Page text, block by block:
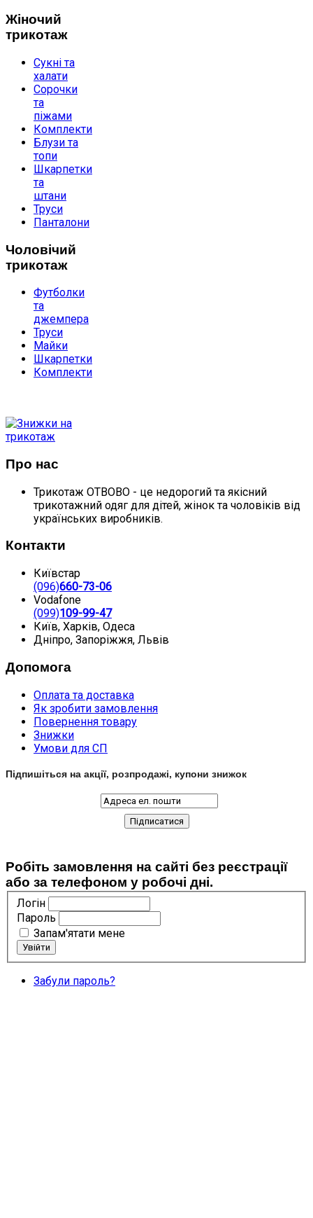
Жіночий
трикотаж
Сукні та
халати
Сорочки
та
піжами
Комплекти
Блузи та
топи
Шкарпетки
та
штани
Труси
Панталони
Чоловічий
трикотаж
Футболки
та
джемпера
Труси
Майки
Шкарпетки
Комплекти
Про нас
Трикотаж ОТВОВО - це недорогий та якісний
трикотажний одяг для дітей, жінок та чоловіків від
українських виробників.
Контакти
Київстар
(096)660-73-06
Vodafone
(099)109-99-47
Київ, Харків, Одеса
Дніпро, Запоріжжя, Львів
Допомога
Оплата та доставка
Як зробити замовлення
Повернення товару
Знижки
Умови для СП
Підпишіться на акції, розпродажі, купони знижок
Робіть замовлення на сайті без реєстрації
або за телефоном у робочі дні.
Логін
Пароль
Запам'ятати мене
Забули пароль?